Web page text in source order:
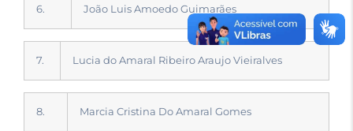
6. João Luis Amoedo Guimarães
7. Lucia do Amaral Ribeiro Araujo Vieiralves
8. Marcia Cristina Do Amaral Gomes